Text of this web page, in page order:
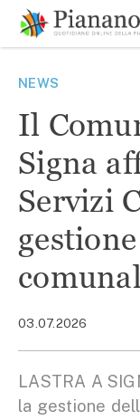
contenuto
NEWS
Il
Signa
Servizi
03.07.2026
LASTRA A
la gestione